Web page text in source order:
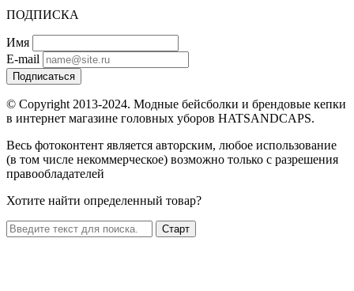
ПОДПИСКА
Имя
E-mail
Подписаться
© Copyright 2013-2024. Модные бейсболки и брендовые кепки
в интернет магазине головных уборов HATSANDCAPS.
Весь фотоконтент является авторским, любое использование
(в том числе некоммерческое) возможно только с разрешения
правообладателей
Хотите найти определенный товар?
Старт